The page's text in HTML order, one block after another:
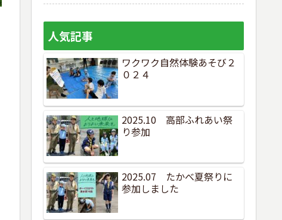
人気記事
ワクワク自然体験あそび２
０２４
2025.10 高部ふれあい祭
り参加
2025.07 たかべ夏祭りに
参加しました